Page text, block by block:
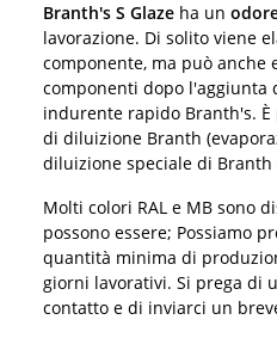
Branth's S Glaze ha un
lavorazione. Di solito viene
componente, ma può anche
componenti dopo l'aggiunta
indurente rapido Branth's.
di diluizione Branth
diluizione speciale di Branth
Molti colori RAL e MB sono
possono essere; Possiamo
quantità minima di
giorni lavorativi. Si prega di
contatto e di inviarci un